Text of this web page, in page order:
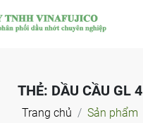
THẺ: DẦU CẦU GL 4
Trang chủ Sản phẩm